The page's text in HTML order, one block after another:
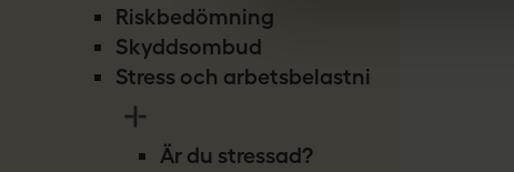
Riskbedömning
Skyddsombud
Stress och arbetsbelastning
Är du stressad?